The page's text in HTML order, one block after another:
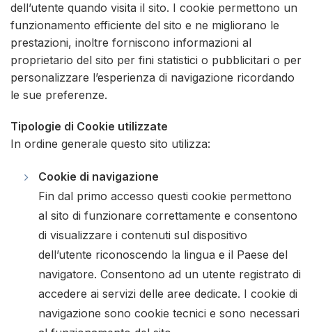
dell’utente quando visita il sito. I cookie permettono un
funzionamento efficiente del sito e ne migliorano le
prestazioni, inoltre forniscono informazioni al
proprietario del sito per fini statistici o pubblicitari o per
personalizzare l’esperienza di navigazione ricordando
le sue preferenze.
Tipologie di Cookie utilizzate
In ordine generale questo sito utilizza:
Cookie di navigazione
Fin dal primo accesso questi cookie permettono
al sito di funzionare correttamente e consentono
di visualizzare i contenuti sul dispositivo
dell’utente riconoscendo la lingua e il Paese del
navigatore. Consentono ad un utente registrato di
accedere ai servizi delle aree dedicate. I cookie di
navigazione sono cookie tecnici e sono necessari